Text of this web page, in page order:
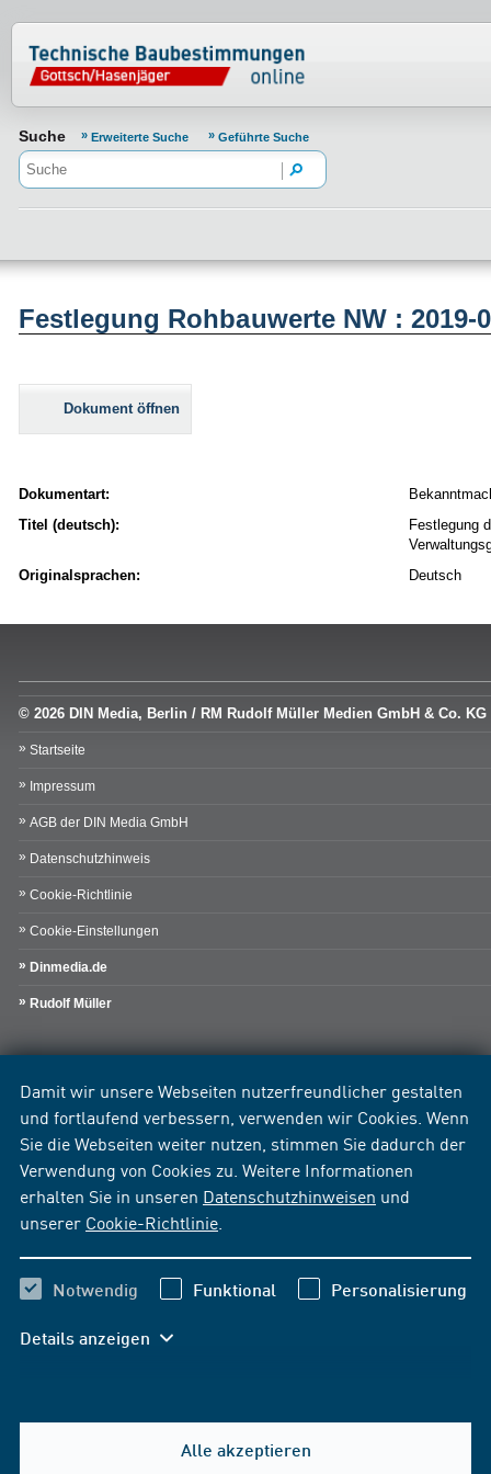
Damit wir unsere Webseiten nutzerfreundlicher gestalten
und fortlaufend verbessern, verwenden wir Cookies. Wenn
Sie die Webseiten weiter nutzen, stimmen Sie dadurch der
Verwendung von Cookies zu. Weitere Informationen
erhalten Sie in unseren Datenschutzhinweisen und
unserer Cookie-Richtlinie
Notwendig Funktional Personalisierung
Details anzeigen
Alle akzeptieren
Normenportal Barrierefreiheit
Suche Erweiterte Suche Geführte Suche
Festlegung Rohbauwerte NW : 2019-
Dokument öffnen
Dokumentart:
Titel (deutsch):
Festlegung
Originalsprachen:
Deutsch
© 2026 DIN Media, Berlin / RM Rudolf Müller Medien GmbH & Co. KG
Startseite
Impressum
AGB der DIN Media GmbH
Datenschutzhinweis
Cookie-Richtlinie
Cookie-Einstellungen
Dinmedia.de
Rudolf Müller